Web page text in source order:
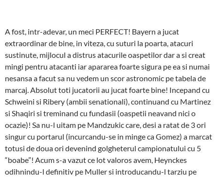
A fost, intr-adevar, un meci PERFECT! Bayern a jucat
extraordinar de bine, in viteza, cu suturi la poarta, atacuri
sustinute, mijlocul a distrus atacurile oaspetilor dar a si creat
mingi pentru atacanti iar apararea foarte sigura pe ea si numai
nesansa a facut sa nu vedem un scor astronomic pe tabela de
marcaj. Absolut toti jucatorii au jucat foarte bine! Incepand cu
Schweini si Ribery (ambii senationali), continuand cu Martinez
si Shaqiri si treminand cu fundasii (oaspetii neavand nici o
ocazie)! Sa nu-l uitam pe Mandzukic care, desi a ratat de 3 ori
singur cu portarul (incurcandu-se in minge ca Gomez) a marcat
totusi de doua ori devenind golgheterul campionatului cu 5
“boabe”! Acum s-a vazut ce lot valoros avem, Heynckes
odihnindu-l definitiv pe Muller si introducandu-l tarziu pe